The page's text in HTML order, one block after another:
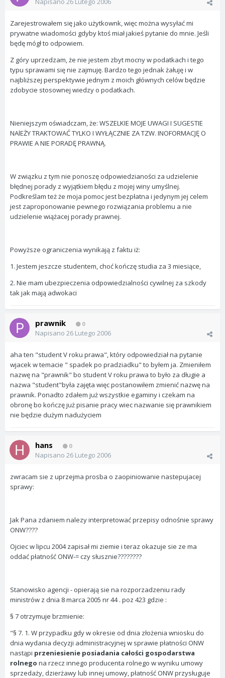
Zarejestrowałem się jako użytkownk, więc można wysyłać mi
prywatne wiadomości gdyby ktoś miał jakieś pytanie do mnie. Jeśli
będę mógł to odpowiem.
Z góry uprzedzam, że nie jestem zbyt mocny w podatkach i tego
typu sprawami się nie zajmuję. Bardzo tego jednak żałuję i w
najbliższej perspektywie jednym z moich głównych celów będzie
zdobycie stosownej wiedzy o podatkach.
Nieniejszym oświadczam, że: WSZELKIE MOJE UWAGI I SUGESTIE
NAlEŻY TRAKTOWAĆ TYLKO I WYŁĄCZNIE ZA TZW. INOFORMACJĘ O
PRAWIE A NIE PORADĘ PRAWNĄ.
W związku z tym nie ponoszę odpowiedzianości za udzielenie
błędnej porady z wyjątkiem błędu z mojej winy umyślnej.
Podkreślam też że moja pomoc jest bezpłatna i jedynym jej celem
jest zaproponowanie pewnego rozwiązania problemu a nie
udzielenie wiążacej porady prawnej.
Powyższe ograniczenia wynikają z faktu iż:
1. Jestem jeszcze studentem, choć kończę studia za 3 miesiące,
2. Nie mam ubezpieczenia odpowiedzialności cywilnej za szkody
tak jak mają adwokaci
prawnik 0
Napisano 26 Lutego 2006
aha ten "student V roku prawa", który odpowiedział na pytanie
wjacek w temacie " spadek po pradziadku" to byłem ja. Zmieniłem
nazwę na "prawnik" bo student V roku prawa to było za długie a
nazwa "student"była zajęta więc postanowiłem zmienić nazwę na
prawnik. Ponadto zdałem już wszystkie egaminy i czekam na
obronę bo kończę już pisanie pracy wiec nazwanie się prawnikiem
nie będzie dużym nadużyciem
hans 0
Napisano 26 Lutego 2006
zwracam sie z uprzejma prosba o zaopiniowanie nastepujacej
sprawy:
Jak Pana zdaniem nalezy interpretować przepisy odnośnie sprawy
ONW????
Ojciec w lipcu 2004 zapisał mi ziemie i teraz okazuje sie ze ma
oddać płatność ONW-= czy słusznie????????
Stanowisko agencji - opierają sie na rozporzadzeniu rady
ministrów z dnia 8 marca 2005 nr 44 . poz 423 gdzie :
§ 7 otrzymuje brzmienie:
"§ 7. 1. W przypadku gdy w okresie od dnia złożenia wniosku do
dnia wydania decyzji administracyjnej w sprawie płatności ONW
nastąpi przeniesienie posiadania całości gospodarstwa
rolnego na rzecz innego producenta rolnego w wyniku umowy
sprzedaży, dzierżawy lub innej umowy, płatność ONW przysługuje